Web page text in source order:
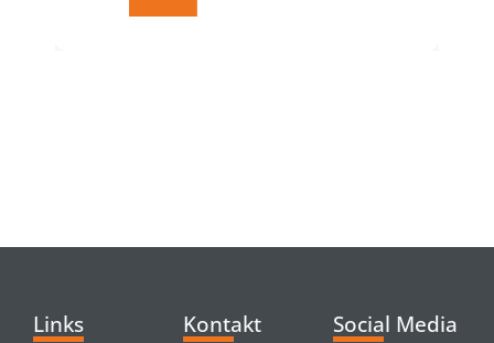
Links Kontakt Social Media